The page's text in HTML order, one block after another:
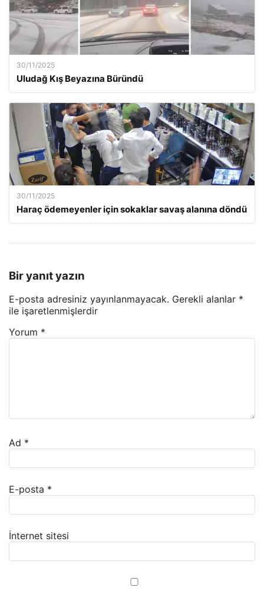
30/11/2025
Uludağ Kış Beyazına Büründü
30/11/2025
Haraç ödemeyenler için sokaklar savaş alanına döndü
Bir yanıt yazın
E-posta adresiniz yayınlanmayacak. Gerekli alanlar *
ile işaretlenmişlerdir
Yorum *
Ad *
E-posta *
İnternet sitesi